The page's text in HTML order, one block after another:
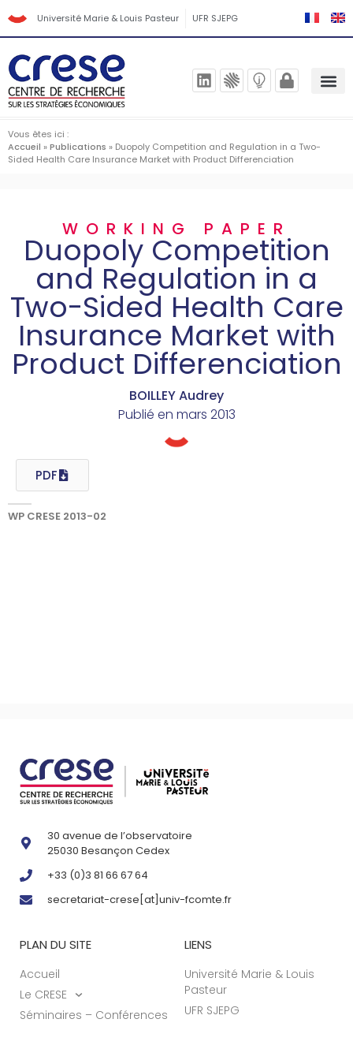
Université Marie & Louis Pasteur UFR SJEPG
Vous êtes ici :
Accueil »Publications » Duopoly Competition and Regulation in a Two-
Sided Health Care Insurance Market with Product Differenciation
WORKING PAPER
Duopoly Competition
and Regulation in a
Two-Sided Health Care
Insurance Market with
Product Differenciation
BOILLEY Audrey
Publié en mars 2013
PDF
WP CRESE 2013-02
30 avenue de l’observatoire
25030 Besançon Cedex
+33 (0)3 81 66 67 64
secretariat-crese[at]univ-fcomte.fr
PLAN DU SITE
Accueil
Le CRESE
Séminaires – Conférences
LIENS
Université Marie & Louis
Pasteur
UFR SJEPG